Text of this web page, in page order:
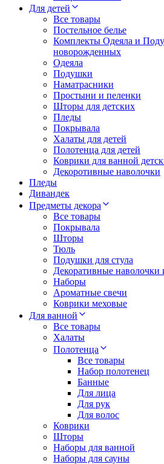
Для детей
Все товары
Постельное белье
Комплекты Одеяла и
новорожденных
Одеяла
Подушки
Наматрасники
Простыни и пеленки
Шторы для детских
Пледы
Покрывала
Халаты для детей
Полотенца для детей
Коврики для ванной
Декоротивные наволочки
Пледы
Дивандек
Предметы декора
Все товары
Покрывала
Шторы
Тюль
Подушки для стула
Декоративные
Наборы
Ароматные свечи
Коврики меховые
Для ванной
Все товары
Халаты
Полотенца
Все товары
Набор полотенец
Банные
Для лица
Для рук
Для волос
Коврики
Шторы
Наборы для ванной
Наборы для сауны